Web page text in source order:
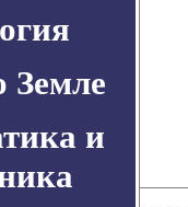
Земле
и